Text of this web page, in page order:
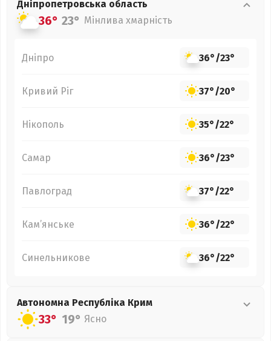
Дніпропетровська область
36° 23° Мінлива хмарність
Дніпро 36°/23°
Кривий Ріг 37°/20°
Нікополь 35°/22°
Самар 36°/23°
Павлоград 37°/22°
Кам’янське 36°/22°
Синельникове 36°/22°
Автономна Республіка Крим
33° 19° Ясно